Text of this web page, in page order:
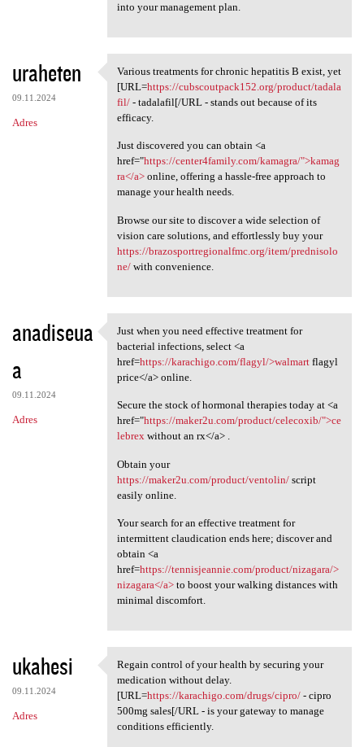
into your management plan.
uraheten
09.11.2024
Adres
Various treatments for
Various treatments for chronic hepatitis B exist, yet
[URL=https://cubscoutpack152.org/product/tadala
fil/- tadalafil[/URL - stands out because of its
efficacy.
Just discovered you can obtain <a
href="https://center4family.com/kamagra/">kamag
ra</a>online, offering a hassle-free approach to
manage your health needs.
Browse our site to discover a wide selection of
vision care solutions, and effortlessly buy your
https://brazosportregionalfmc.org/item/prednisolo
ne/with convenience.
anadiseua
a
09.11.2024
Adres
Just when you need effective
Just when you need effective treatment for
bacterial infections, select <a
href=https://karachigo.com/flagyl/>walmartflagyl
price</a> online.
Secure the stock of hormonal therapies today at <a
href="https://maker2u.com/product/celecoxib/">ce
lebrexwithout an rx</a> .
Obtain your
https://maker2u.com/product/ventolin/script
easily online.
Your search for an effective treatment for
intermittent claudication ends here; discover and
obtain <a
href=https://tennisjeannie.com/product/nizagara/>
nizagara</a>to boost your walking distances with
minimal discomfort.
ukahesi
09.11.2024
Adres
Regain control of your health
Regain control of your health by securing your
medication without delay.
[URL=https://karachigo.com/drugs/cipro/- cipro
500mg sales[/URL - is your gateway to manage
conditions efficiently.